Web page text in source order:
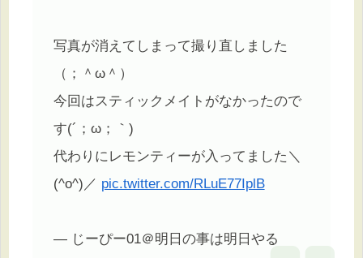
写真が消えてしまって撮り直しました
（；＾ω＾）
今回はスティックメイトがなかったので
す(´；ω；｀)
代わりにレモンティーが入ってました＼
(^o^)／ pic.twitter.com/RLuE77IplB
— じーぴー01＠明日の事は明日やる